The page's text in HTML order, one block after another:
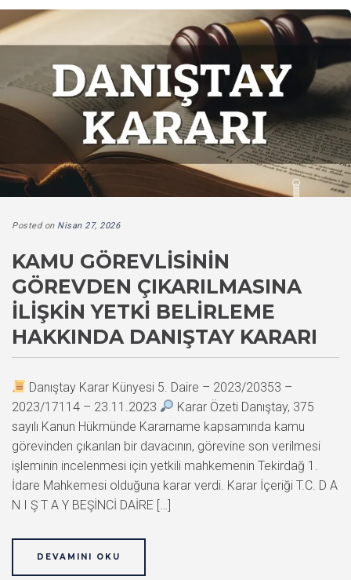
Posted on Nisan 27, 2026
KAMU GÖREVLISININ
GÖREVDEN ÇIKARILMASINA
İLIŞKIN YETKI BELIRLEME
HAKKINDA DANIŞTAY KARARI
Danıştay Karar Künyesi 5. Daire – 2023/20353 –
2023/17114 – 23.11.2023
Karar Özeti Danıştay, 375
sayılı Kanun Hükmünde Kararname kapsamında kamu
görevinden çıkarılan bir davacının, görevine son verilmesi
işleminin incelenmesi için yetkili mahkemenin Tekirdağ 1.
İdare Mahkemesi olduğuna karar verdi. Karar İçeriği T.C. D A
N I Ş T A Y BEŞİNCİ DAİRE […]
DEVAMINI OKU